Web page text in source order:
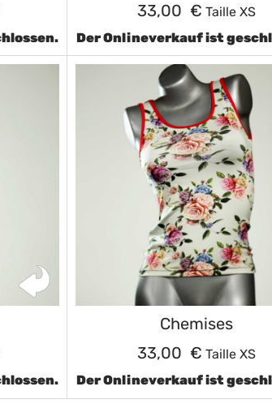
33,00 € Taille XS
Der Onlineverkauf ist
Chemises
33,00 € Taille XS
Der Onlineverkauf ist